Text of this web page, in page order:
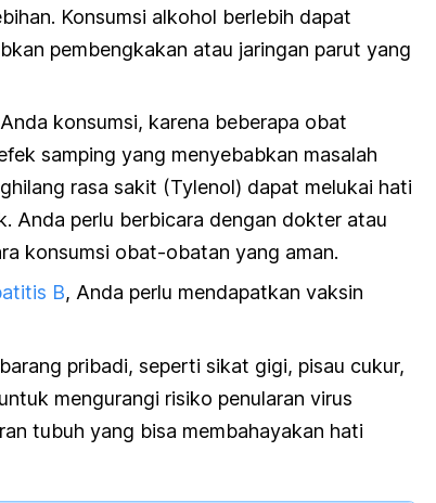
Konsumsi alkohol berlebih dapat
pembengkakan atau jaringan parut yang
konsumsi, karena beberapa obat
samping yang menyebabkan masalah
rasa sakit (Tylenol) dapat melukai hati
Anda perlu berbicara dengan dokter atau
konsumsi obat-obatan yang aman.
B, Anda perlu mendapatkan vaksin
pribadi, seperti sikat gigi, pisau cukur,
mengurangi risiko penularan virus
tubuh yang bisa membahayakan hati